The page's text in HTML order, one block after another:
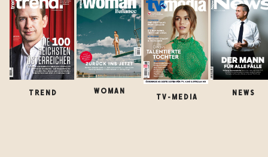
TREND WOMAN
TV-MEDIA
NEWS